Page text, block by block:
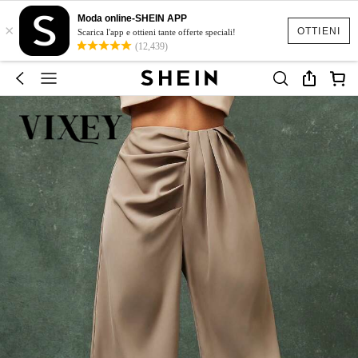
OTTIENI
×
Moda online-SHEIN APP
Scarica l'app e ottieni tante offerte speciali!
(12,439)